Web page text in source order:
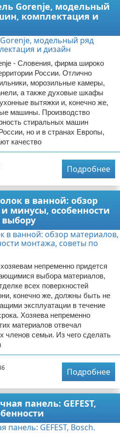
Gorenje, модельный
комплектация и
- Словения, фирма широко
России. Отлично
морозильные камеры,
а также духовые шкафы
вытяжки и, конечно же,
машины. Производство
стиральных машин
но и в странах Европы,
качество
Подробнее
в ванной: обзор
минусы, особенности
непременно придется
выбора материалов,
всех поверхностей
конечно же, должны быть не
эксплуатации в течение
Хозяева непременно
материалов отвечал
членов семьи. Из чего сделать
Подробнее
панель: GEFEST,